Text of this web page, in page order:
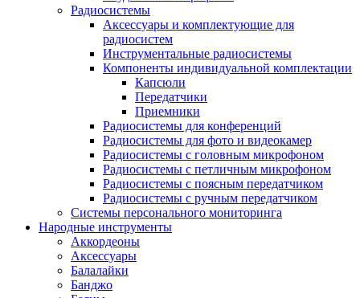
Радиосистемы
Аксессуары и комплектующие для
радиосистем
Инструментальные радиосистемы
Компоненты индивидуальной комплектации
Капсюли
Передатчики
Приемники
Радиосистемы для конференций
Радиосистемы для фото и видеокамер
Радиосистемы с головным микрофоном
Радиосистемы с петличным микрофоном
Радиосистемы с поясным передатчиком
Радиосистемы с ручным передатчиком
Системы персонального мониторинга
Народные инструменты
Аккордеоны
Аксессуары
Балалайки
Банджо